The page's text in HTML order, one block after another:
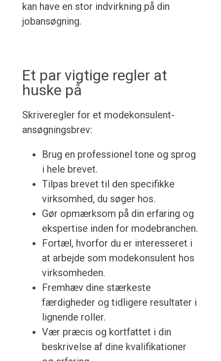
kan have en stor indvirkning på din
jobansøgning.
Et par vigtige regler at
huske på
Skriveregler for et modekonsulent-
ansøgningsbrev:
Brug en professionel tone og sprog
i hele brevet.
Tilpas brevet til den specifikke
virksomhed, du søger hos.
Gør opmærksom på din erfaring og
ekspertise inden for modebranchen.
Fortæl, hvorfor du er interesseret i
at arbejde som modekonsulent hos
virksomheden.
Fremhæv dine stærkeste
færdigheder og tidligere resultater i
lignende roller.
Vær præcis og kortfattet i din
beskrivelse af dine kvalifikationer